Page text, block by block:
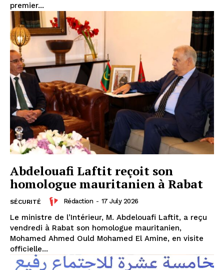
Insight Publications
À propos
Nous contacter
Formules d’abonnement
Mon compte
premier...
Abdelouafi Laftit reçoit son
homologue mauritanien à Rabat
SÉCURITÉ Rédaction - 17 July 2026
Le ministre de l’Intérieur, M. Abdelouafi Laftit, a reçu
vendredi à Rabat son homologue mauritanien,
Mohamed Ahmed Ould Mohamed El Amine, en visite
officielle...